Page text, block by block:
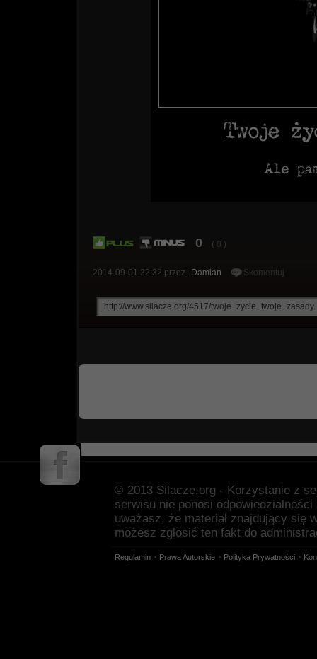
0 ( 0 )
2014-09-01 22:32 przez Damian Skomentuj
© 2013 Silacze.org - Korzystanie z
serwisu nie ponosi
uważasz, że materiał znajdujący się
możesz zgłosić ten fakt do
Regulamin Prawa Autorskie Polityka Prywatności